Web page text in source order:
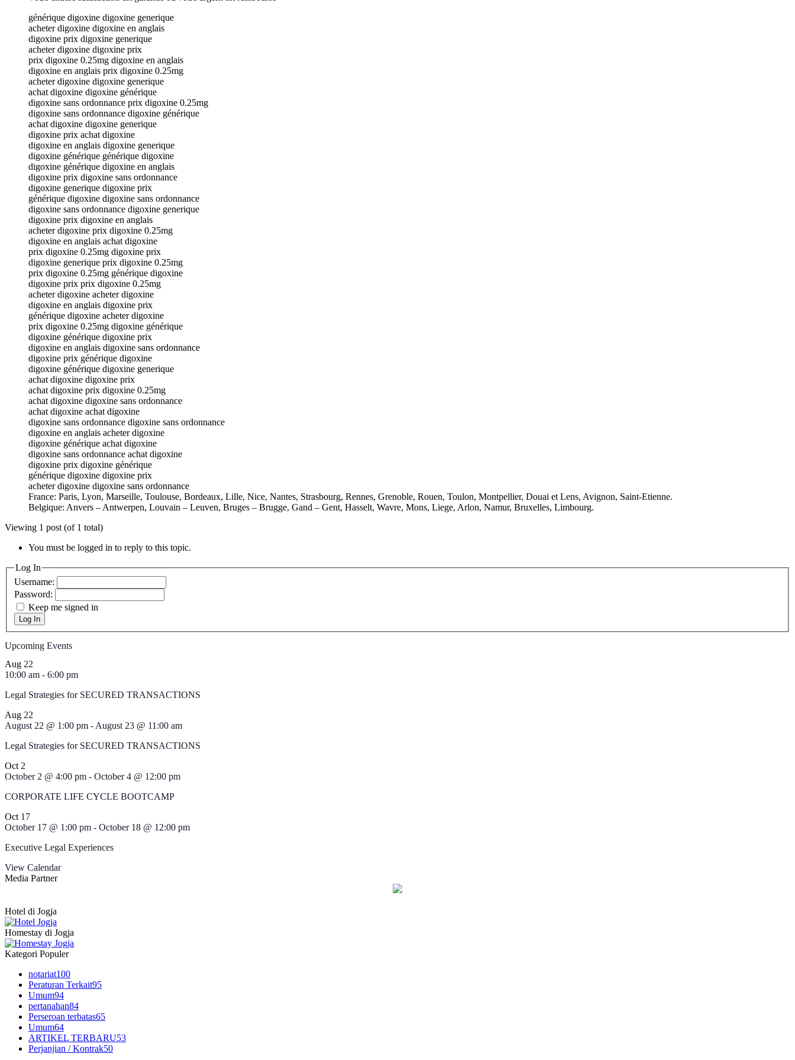
générique digoxine digoxine generique
acheter digoxine digoxine en anglais
digoxine prix digoxine generique
acheter digoxine digoxine prix
prix digoxine 0.25mg digoxine en anglais
digoxine en anglais prix digoxine 0.25mg
acheter digoxine digoxine generique
achat digoxine digoxine générique
digoxine sans ordonnance prix digoxine 0.25mg
digoxine sans ordonnance digoxine générique
achat digoxine digoxine generique
digoxine prix achat digoxine
digoxine en anglais digoxine generique
digoxine générique générique digoxine
digoxine générique digoxine en anglais
digoxine prix digoxine sans ordonnance
digoxine generique digoxine prix
générique digoxine digoxine sans ordonnance
digoxine sans ordonnance digoxine generique
digoxine prix digoxine en anglais
acheter digoxine prix digoxine 0.25mg
digoxine en anglais achat digoxine
prix digoxine 0.25mg digoxine prix
digoxine generique prix digoxine 0.25mg
prix digoxine 0.25mg générique digoxine
digoxine prix prix digoxine 0.25mg
acheter digoxine acheter digoxine
digoxine en anglais digoxine prix
générique digoxine acheter digoxine
prix digoxine 0.25mg digoxine générique
digoxine générique digoxine prix
digoxine en anglais digoxine sans ordonnance
digoxine prix générique digoxine
digoxine générique digoxine generique
achat digoxine digoxine prix
achat digoxine prix digoxine 0.25mg
achat digoxine digoxine sans ordonnance
achat digoxine achat digoxine
digoxine sans ordonnance digoxine sans ordonnance
digoxine en anglais acheter digoxine
digoxine générique achat digoxine
digoxine sans ordonnance achat digoxine
digoxine prix digoxine générique
générique digoxine digoxine prix
acheter digoxine digoxine sans ordonnance
France: Paris, Lyon, Marseille, Toulouse, Bordeaux, Lille, Nice, Nantes, Strasbourg, Rennes, Grenoble, Rouen, Toulon, Montpellier, Douai et Lens, Avignon, Saint-Etienne.
Belgique: Anvers – Antwerpen, Louvain – Leuven, Bruges – Brugge, Gand – Gent, Hasselt, Wavre, Mons, Liege, Arlon, Namur, Bruxelles, Limbourg.
Viewing 1 post (of 1 total)
You must be logged in to reply to this topic.
Log In
Username:
Password:
Keep me signed in
Log In
Upcoming Events
Aug 22
10:00 am - 6:00 pm
Legal Strategies for SECURED TRANSACTIONS
Aug 22
August 22 @ 1:00 pm - August 23 @ 11:00 am
Legal Strategies for SECURED TRANSACTIONS
Oct 2
October 2 @ 4:00 pm - October 4 @ 12:00 pm
CORPORATE LIFE CYCLE BOOTCAMP
Oct 17
October 17 @ 1:00 pm - October 18 @ 12:00 pm
Executive Legal Experiences
View Calendar
Media Partner
Hotel di Jogja
Homestay di Jogja
Kategori Populer
notariat100
Peraturan Terkait95
Umum94
pertanahan84
Perseroan terbatas65
Umum64
ARTIKEL TERBARU53
Perjanjian / Kontrak50